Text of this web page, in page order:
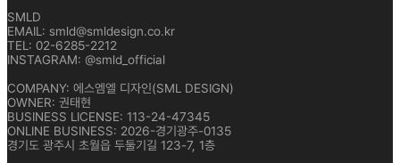
SMLD
EMAIL: smld@smldesign.co.kr
TEL: 02-6285-2212
INSTAGRAM: @smld_official
COMPANY: 에스엠엘 디자인(SML DESIGN)
OWNER: 권태현
BUSINESS LICENSE: 113-24-47345
ONLINE BUSINESS: 2026-경기광주-0135
경기도 광주시 초월읍 두둘기길 123-7, 1층